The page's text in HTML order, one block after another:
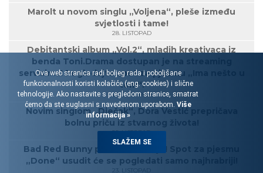
Marolt u novom singlu „Voljena“, pleše između
svjetlosti i tame!
28. LISTOPAD
Debitantski album „Vol.2“, mladih kreativaca iz
benda Toni.Drama dostupan je na streaming
servisima! Pogledajte spot za pjesmu „Ima nešto u
tom“!
28. LISTOPAD
Novim singlom „Dječak“, Dora Vestić prepričava
bolnu priču iz stvarnog života!
25. LISTOPAD
Bad Red Bunny ponovo šokiraju! Spot za pjesmu
„Done“ usudit će se pogledati samo najhrabriji!
23. LISTOPAD
Ova web stranica radi boljeg rada i poboljšane
funkcionalnosti koristi kolačiće (eng. cookies) i slične
tehnologije. Ako nastavite s pregledom stranice, smatrat
ćemo da ste suglasni s navedenom uporabom. Više
informacija »
SLAŽEM SE